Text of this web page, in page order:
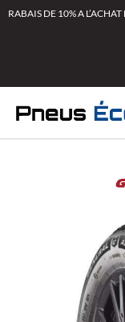
AllerRABAIS DE 10% A